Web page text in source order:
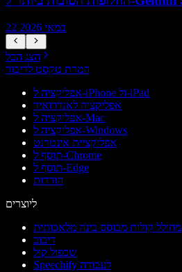
22 במאי 2026
הצג הכל
המרת טקסט לדיבור
אפליקציה ל-iPhone ול-iPad
אפליקציה לאנדרואיד
אפליקציה ל-Mac
אפליקציה ל-Windows
אפליקציית אינטרנט
תוסף ל-Chrome
תוסף ל-Edge
הורדות
ליוצרים
מחולל קולות מבוסס בינה מלאכותית
דיבוב
שכפול קול
Speechify לעבודה